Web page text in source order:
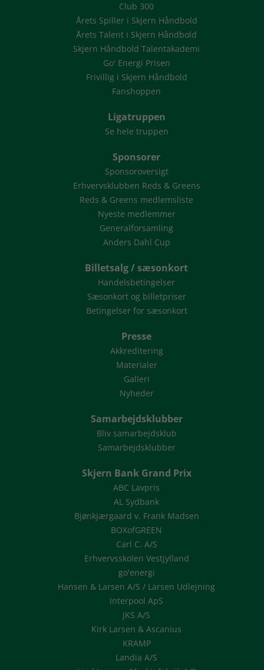
Club 300
Årets Spiller i Skjern Håndbold
Årets Talent i Skjern Håndbold
Skjern Håndbold Talentakademi
Go' Energi Prisen
Frivillig i Skjern Håndbold
Fanshoppen
Ligatruppen
Se hele truppen
Sponsorer
Sponsoroversigt
Erhvervsklubben Reds & Greens
Reds & Greens medlemsliste
Nyeste medlemmer
Generalforsamling
Anders Dahl Cup
Billetsalg / sæsonkort
Handelsbetingelser
Sæsonkort og billetpriser
Betingelser for sæsonkort
Presse
Akkreditering
Materialer
Galleri
Nyheder
Samarbejdsklubber
Bliv samarbejdsklub
Samarbejdsklubber
Skjern Bank Grand Prix
ABC Lavpris
AL Sydbank
Bjønkjærgaard v. Frank Madsen
BOXofGREEN
Carl C. A/S
Erhvervsskolen Vestjylland
go'energi
Hansen & Larsen A/S / Larsen Udlejning
Interpool ApS
JKS A/S
Kirk Larsen & Ascanius
KRAMP
Landia A/S